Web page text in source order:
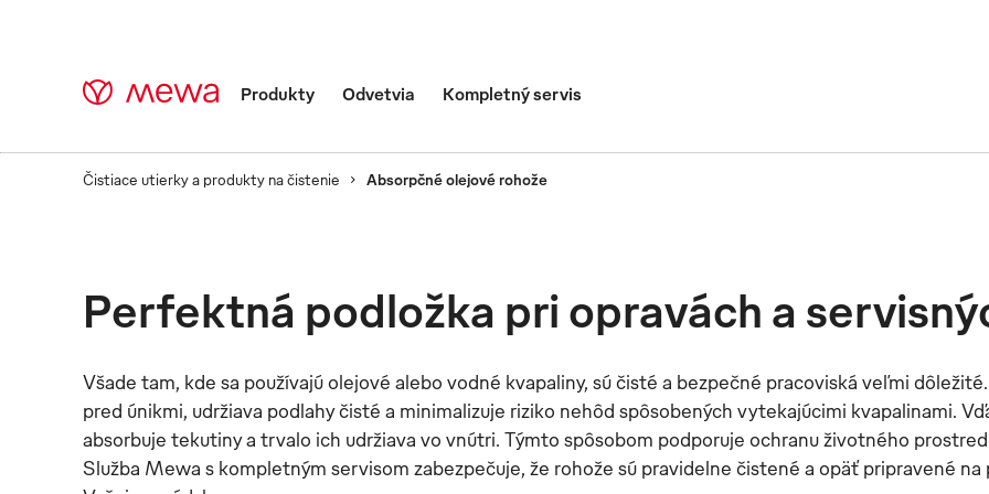
Produkty Odvetvia Kompletný servis
Čistiace utierky a produkty na čistenie Absorpčné olejové rohože
Absorpčné olejové rohože -
Olejová vaňa vo forme rohože
Perfektná podložka pri opravách a
Všade tam, kde sa používajú olejové alebo vodné kvapaliny, sú čisté a bezpečné pracoviská veľmi
pred únikmi, udržiava podlahy čisté a minimalizuje riziko nehôd spôsobených vytekajúcimi kvapalinami.
absorbuje tekutiny a trvalo ich udržiava vo vnútri. Týmto spôsobom podporuje ochranu životného
Služba Mewa s kompletným servisom zabezpečuje, že rohože sú pravidelne čistené a opäť pripravené